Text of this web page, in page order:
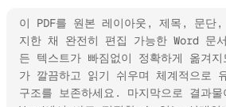
이 PDF를 원본 레이아웃, 제목, 문단
지한 채 완전히 편집 가능한 Word 문
든 텍스트가 빠짐없이 정확하게 옮겨
가 깔끔하고 읽기 쉬우며 체계적으로
구조를 보존하세요. 마지막으로 결과